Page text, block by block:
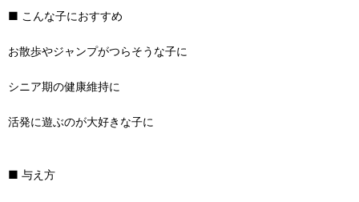
■ こんな子におすすめ
お散歩やジャンプがつらそうな子に
シニア期の健康維持に
活発に遊ぶのが大好きな子に
■ 与え方